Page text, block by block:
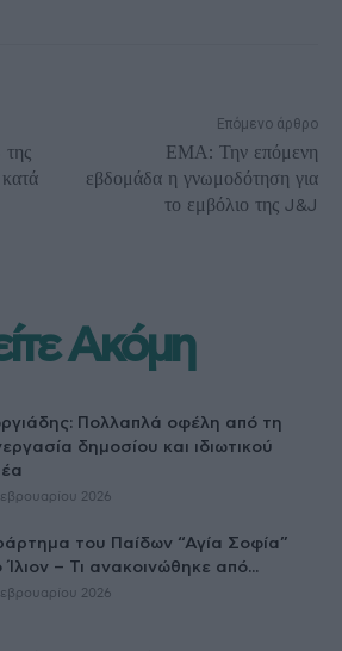
Επόμενο άρθρο
ΕΜΑ: Την επόμενη
εβδομάδα η γνωμοδότηση για
το εμβόλιο της J&J
Ακόμη
Πολλαπλά οφέλη από τη
δημοσίου και ιδιωτικού
2026
του Παίδων “Αγία Σοφία”
Ίλιον – Τι ανακοινώθηκε από...
2026